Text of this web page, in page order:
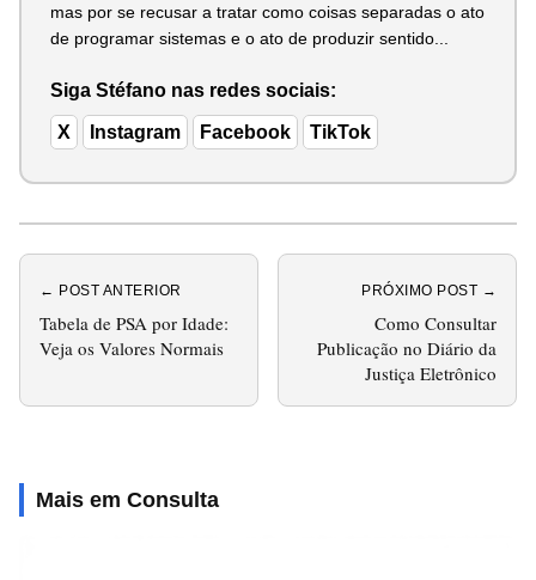
mas por se recusar a tratar como coisas separadas o ato
de programar sistemas e o ato de produzir sentido...
Siga Stéfano nas redes sociais:
X Instagram Facebook TikTok
← POST ANTERIOR
Tabela de PSA por Idade:
Veja os Valores Normais
PRÓXIMO POST →
Como Consultar
Publicação no Diário da
Justiça Eletrônico
Mais em Consulta